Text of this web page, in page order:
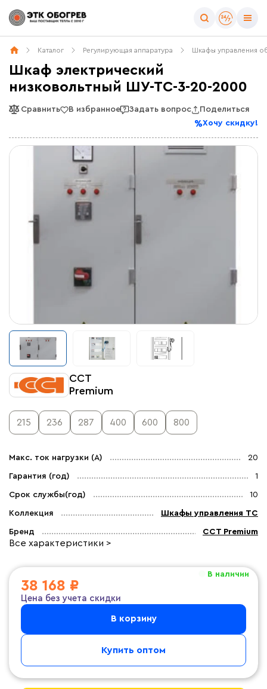
Каталог Регулирующая аппаратура Шкафы управления
Шкаф электрический
низковольтный ШУ-ТС-3-20-2000
Сравнить В избранное Задать вопрос
Поделиться
Хочу скидку!
ССТ
Premium
215 236 287 400 600 800
Макс. ток нагрузки (А) 20
Гарантия (год) 1
Срок службы(год) 10
Коллекция Шкафы управления ТС
Бренд ССТ Premium
Все характеристики >
В наличии
38 168 ₽
Цена без учета скидки
В корзину
Купить оптом